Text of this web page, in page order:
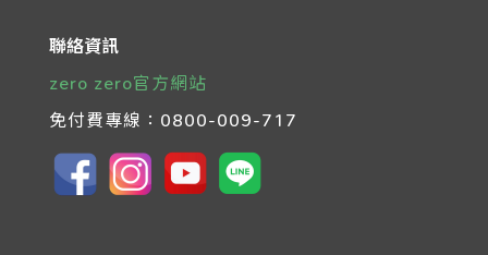
聯絡資訊
zero zero官方網站
免付費專線： 0800-009-717